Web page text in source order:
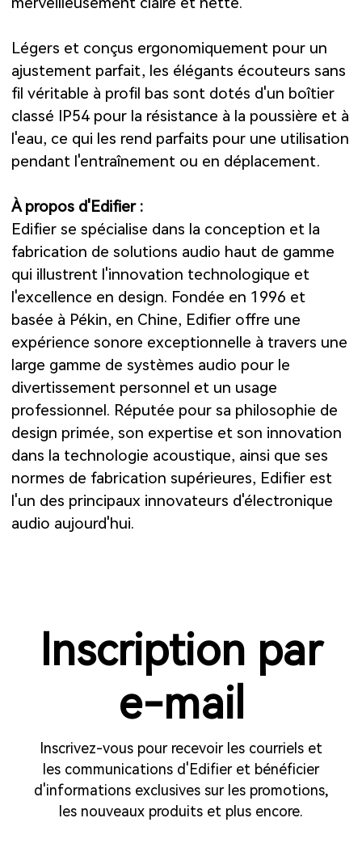
Légers et conçus ergonomiquement pour un
ajustement parfait, les élégants écouteurs sans
fil véritable à profil bas sont dotés d'un boîtier
classé IP54 pour la résistance à la poussière et à
l'eau, ce qui les rend parfaits pour une utilisation
pendant l'entraînement ou en déplacement.
À propos d'Edifier :
Edifier se spécialise dans la conception et la
fabrication de solutions audio haut de gamme
qui illustrent l'innovation technologique et
l'excellence en design. Fondée en 1996 et
basée à Pékin, en Chine, Edifier offre une
expérience sonore exceptionnelle à travers une
large gamme de systèmes audio pour le
divertissement personnel et un usage
professionnel. Réputée pour sa philosophie de
design primée, son expertise et son innovation
dans la technologie acoustique, ainsi que ses
normes de fabrication supérieures, Edifier est
l'un des principaux innovateurs d'électronique
audio aujourd'hui.
Inscription par
e-mail
Inscrivez-vous pour recevoir les courriels et
les communications d'Edifier et bénéficier
d'informations exclusives sur les promotions,
les nouveaux produits et plus encore.